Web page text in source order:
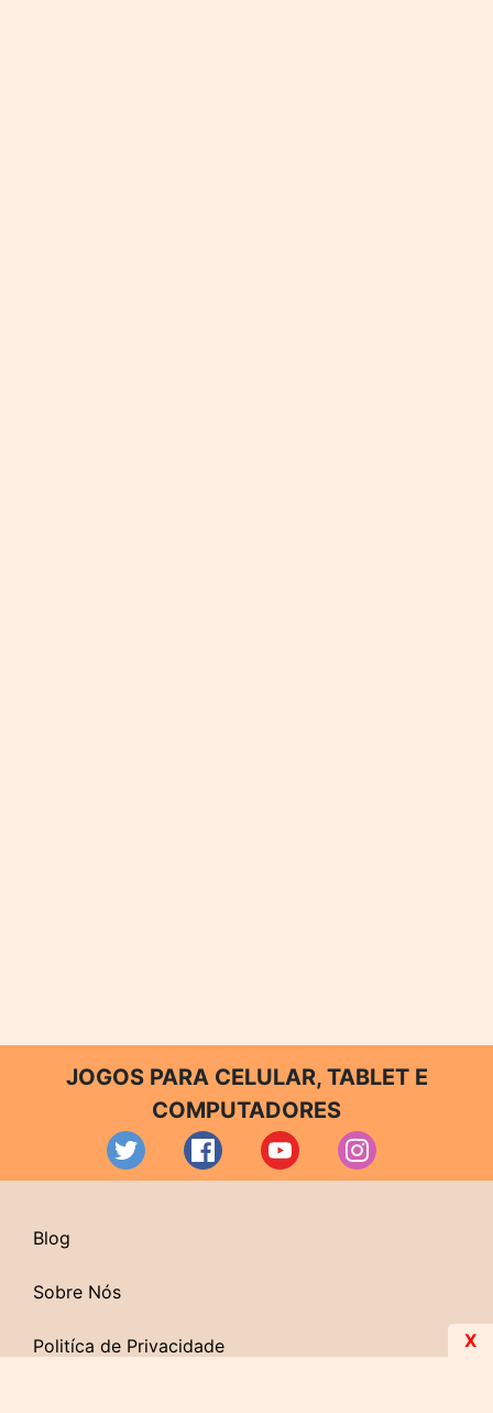
JOGOS PARA CELULAR, TABLET E
COMPUTADORES
Blog
Sobre Nós
Politíca de Privacidade X